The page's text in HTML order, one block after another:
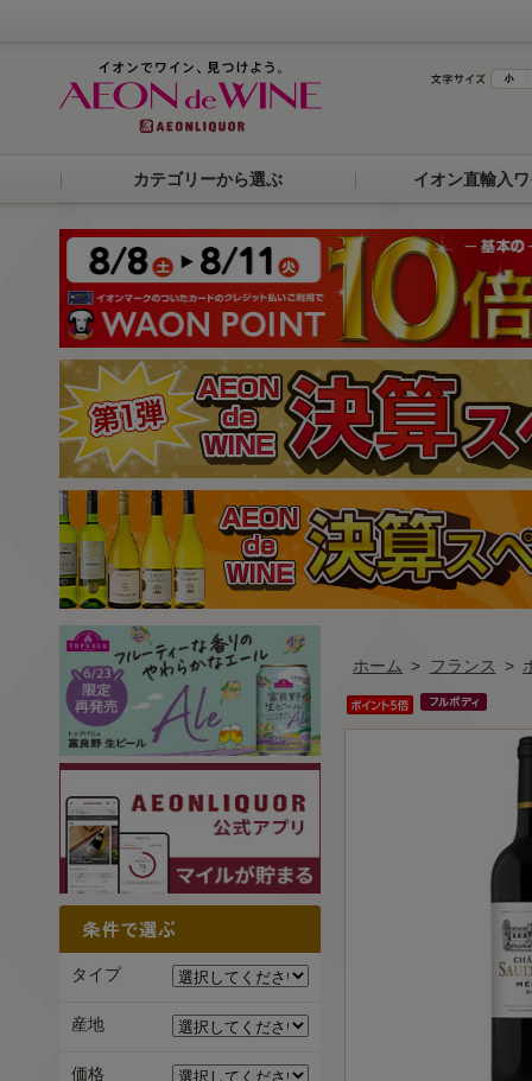
カテゴリーから選ぶ イオン直輸入
ホーム > フランス >
タイプ
産地
価格